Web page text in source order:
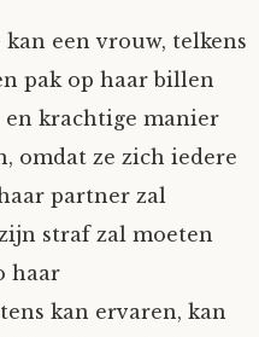
een vrouw, telkens
pak op haar billen
krachtige manier
omdat ze zich iedere
partner zal
straf zal moeten
haar
kan ervaren, kan